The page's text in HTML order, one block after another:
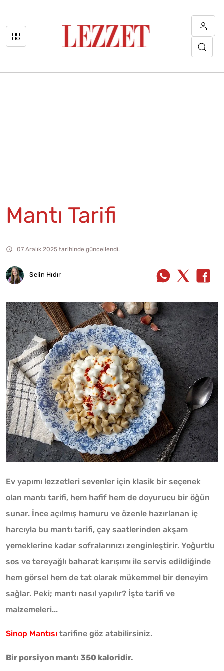
Mantı Tarifi
07 Aralık 2025 tarihinde güncellendi.
Selin Hıdır
Ev yapımı lezzetleri sevenler için klasik bir seçenek
olan mantı tarifi, hem hafif hem de doyurucu bir öğün
sunar. İnce açılmış hamuru ve özenle hazırlanan iç
harcıyla bu mantı tarifi, çay saatlerinden akşam
yemeklerine kadar sofralarınızı zenginleştirir. Yoğurtlu
sos ve tereyağlı baharat karışımı ile servis edildiğinde
hem görsel hem de tat olarak mükemmel bir deneyim
sağlar. Peki; mantı nasıl yapılır? İşte tarifi ve
malzemeleri...
Sinop Mantısı tarifine göz atabilirsiniz.
Bir porsiyon mantı 350 kaloridir.